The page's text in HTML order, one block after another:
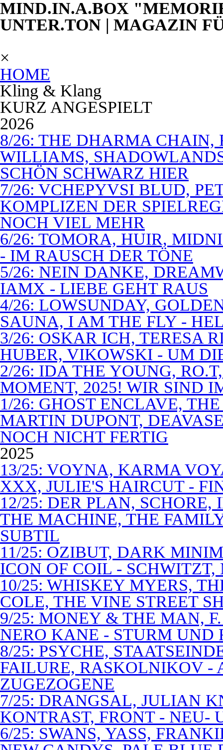
MIND.IN.A.BOX
UNTER.TON | MAGAZIN
×
HOME
Kling & Klang
KURZ ANGESPIELT
2026
8/26: THE DHARMA CHAIN,
WILLIAMS,
SCHÖN SCHWARZ HIER
7/26: VCHEPYVSI BLUD,
KOMPLIZEN DER
NOCH VIEL MEHR
6/26: TOMORA, HUIR,
- IM RAUSCH DER TÖNE
5/26: NEIN DANKE,
IAMX - LIEBE GEHT RAUS
4/26: LOWSUNDAY,
SAUNA, I AM THE FLY -
3/26: OSKAR ICH, TERESA
HUBER, VIKOWSKI - UM
2/26: IDA THE YOUNG,
MOMENT, 2025! WIR SIND
1/26: GHOST ENCLAVE,
MARTIN DUPONT,
NOCH NICHT FERTIG
2025
13/25: VOYNA, KARMA
XXX, JULIE'S HAIRCUT -
12/25: DER PLAN,
THE MACHINE, THE
SUBTIL
11/25: OZIBUT, DARK
ICON OF COIL -
10/25: WHISKEY MYERS,
COLE, THE VINE STREET
9/25: MONEY & THE MAN,
NERO KANE - STURM UND
8/25: PSYCHE,
FAILURE, RASKOLNIKOV -
ZUGEZOGENE
7/25: DRANGSAL, JULIAN
KONTRAST, FRONT - NEU-
6/25: SWANS, YASS,